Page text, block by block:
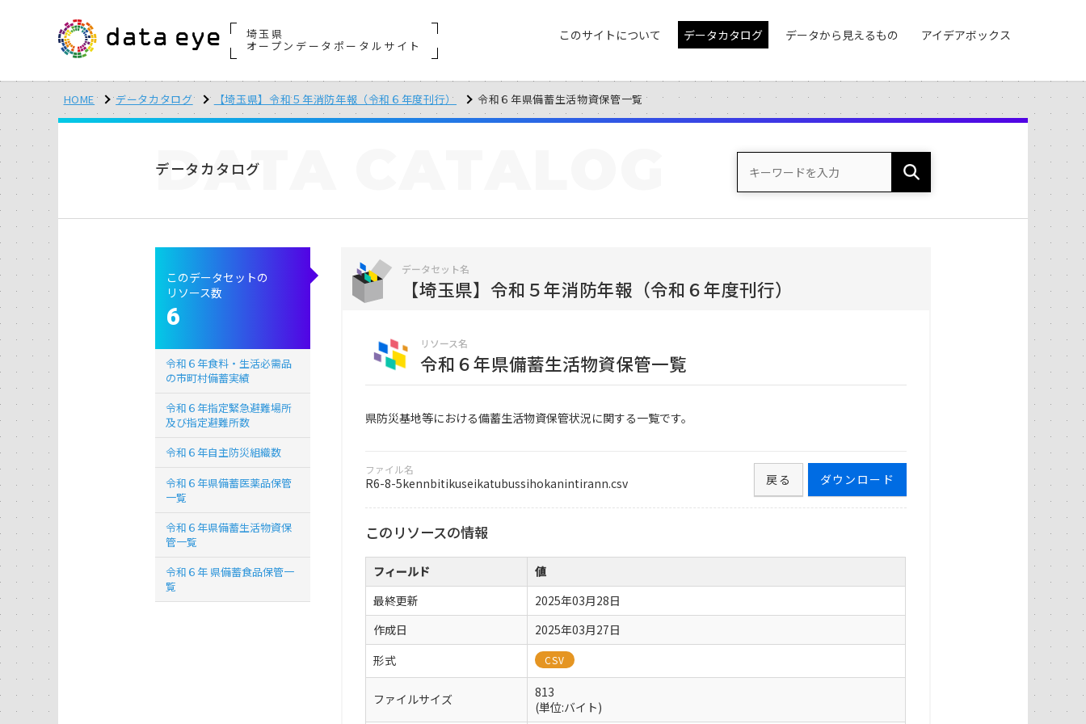
埼玉県
オープンデータポータルサイト
このサイトについて データカタログ データから見えるもの アイデアボックス
HOME データカタログ 【埼玉県】令和５年消防年報（令和６年度刊行） 令和６年県備蓄生活物資保管一覧
データカタログ
DATA
データセット名
【埼玉県】令和５年消防年報（令和６年度刊行）
リソース名
令和６年県備蓄生活物資保管一覧
県防災基地等における備蓄生活物資保管状況に関する一覧です。
ファイル名
R6-8-5kennbitikuseikatubussihokanintirann.csv ダウンロード
戻る
このリソースの情報
フィールド
値
最終更新
2025年03月28日
作成日
2025年03月27日
形式
CSV
ファイルサイズ
813
(単位:バイト)
このデータセットの
リソース数
6
令和６年食料・生活必需品
の市町村備蓄実績
令和６年指定緊急避難場所
及び指定避難所数
令和６年自主防災組織数
令和６年県備蓄医薬品保管
一覧
令和６年県備蓄生活物資保
管一覧
令和６年 県備蓄食品保管一
覧